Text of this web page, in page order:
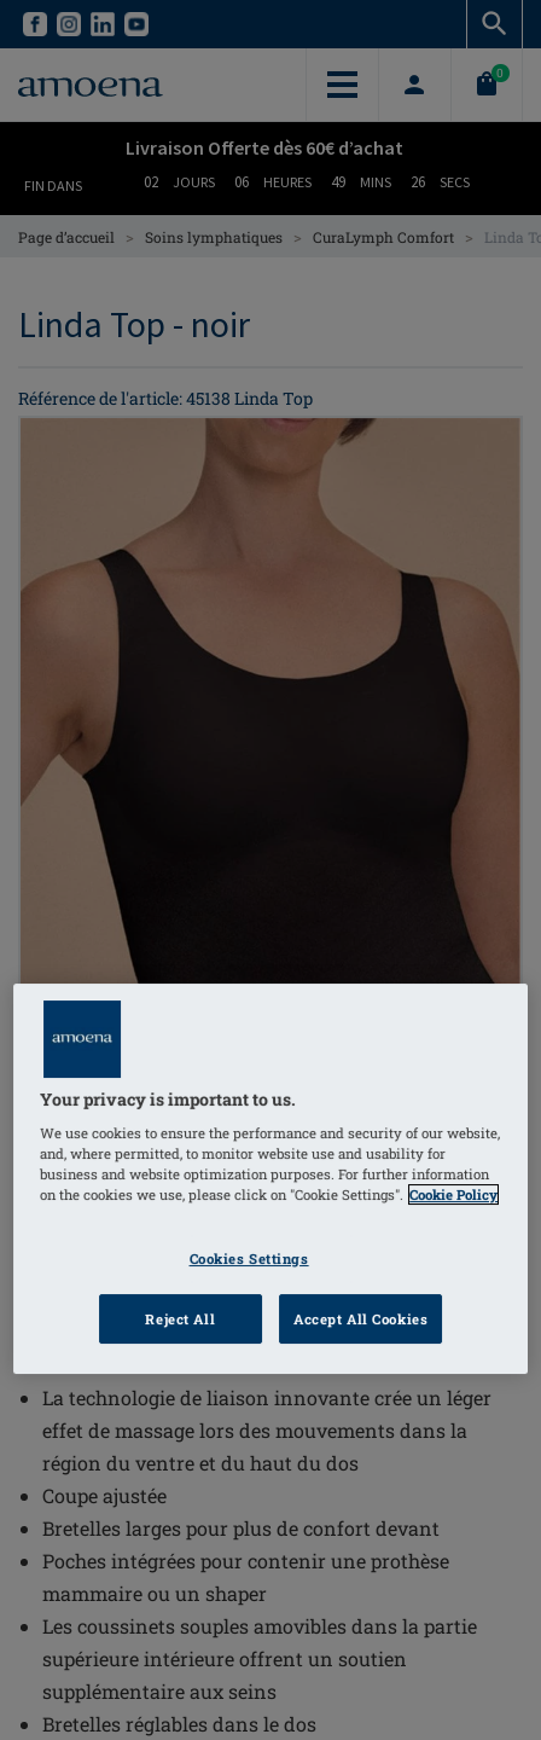
Skip
content
Skip
content
0
Livraison Offerte dès 60€ d’achat
FIN DANS 02 JOURS 06 HEURES 49 MINS 25 SECS
Page d’accueil > Soins lymphatiques > CuraLymph Comfort > Linda
Linda Top - noir
Référence de l'article: 45138 Linda Top
Référence de l'article: 45138 Linda Top
Livraison gratuite dès 60€ d’achat ! i
La technologie de liaison innovante crée un léger
effet de massage lors des mouvements dans la
région du ventre et du haut du dos
Coupe ajustée
Bretelles larges pour plus de confort devant
Poches intégrées pour contenir une prothèse
mammaire ou un shaper
Les coussinets souples amovibles dans la partie
supérieure intérieure offrent un soutien
supplémentaire aux seins
Bretelles réglables dans le dos
Your privacy is important to us.
We use cookies to ensure the performance and security of our website,
and, where permitted, to monitor website use and usability for
business and website optimization purposes. For further information
on the cookies we use, please click on "Cookie Settings". Cookie Policy
Cookies Settings
Reject All Accept All Cookies